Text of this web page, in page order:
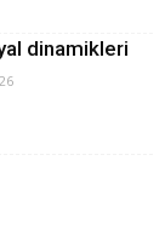
dinamikleri